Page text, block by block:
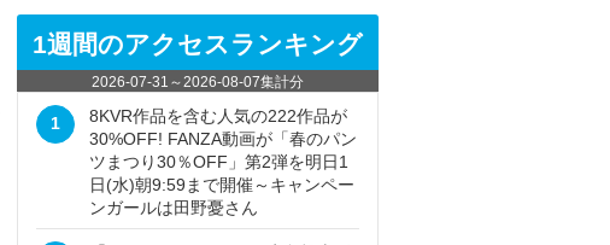
1週間のアクセスランキング
2026-07-31 ～2026-08-07集計分
1
8KVR作品を含む人気の222作品が
30%OFF! FANZA動画が「春のパン
ツまつり30％OFF」第2弾を明日1
日(水)朝9:59まで開催～キャンペー
ンガールは田野憂さん